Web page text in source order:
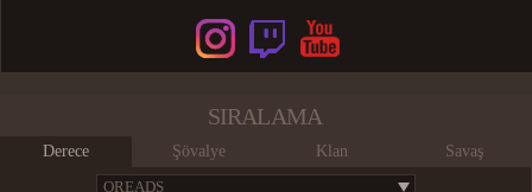
SIRALAMA
Derece Şövalye Klan Savaş